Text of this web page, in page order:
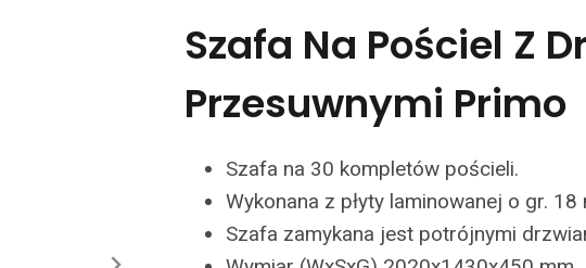
Szafa Na Pościel Z
Przesuwnymi Primo
Szafa na 30 kompletów pościeli.
Wykonana z płyty laminowanej o gr. 18
Szafa zamykana jest potrójnymi